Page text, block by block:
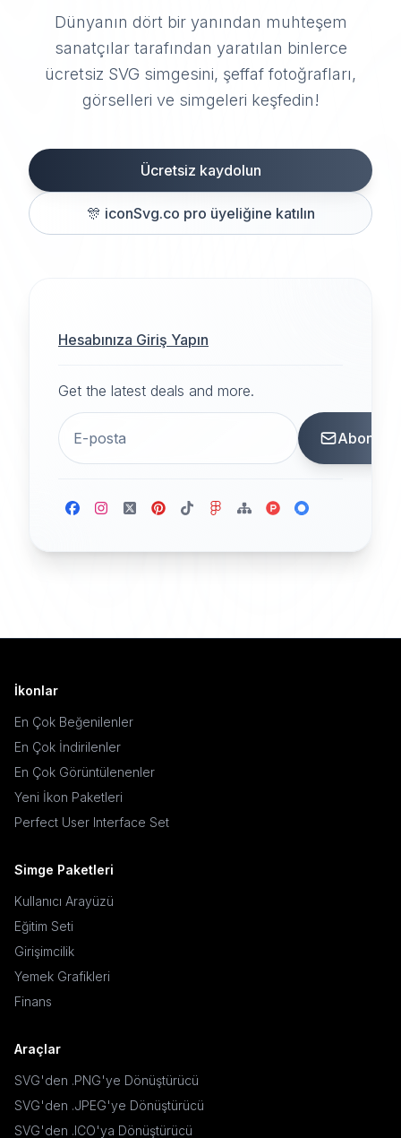
Dünyanın dört bir yanından muhteşem
sanatçılar tarafından yaratılan binlerce
ücretsiz SVG simgesini, şeffaf fotoğrafları,
görselleri ve simgeleri keşfedin!
Ücretsiz kaydolun
🎊 iconSvg.co pro üyeliğine katılın
Hesabınıza Giriş Yapın
Get the latest deals and more.
Abone
İkonlar
En Çok Beğenilenler
En Çok İndirilenler
En Çok Görüntülenenler
Yeni İkon Paketleri
Perfect User Interface Set
Simge Paketleri
Kullanıcı Arayüzü
Eğitim Seti
Girişimcilik
Yemek Grafikleri
Finans
Araçlar
SVG'den .PNG'ye Dönüştürücü
SVG'den .JPEG'ye Dönüştürücü
SVG'den .ICO'ya Dönüştürücü